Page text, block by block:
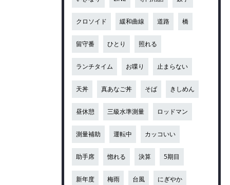
クロソイド 緩和曲線 道路 橋
留守番 ひとり 照れる
ランチタイム お喋り 止まらない
天丼 真あなご丼 そば きしめん
昼休憩 三級水準測量 ロッドマン
測量補助 運転中 カッコいい
助手席 惚れる 決算 5期目
新年度 梅雨 台風 にぎやか